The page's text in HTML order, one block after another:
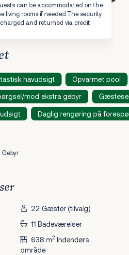
can be accommodated on the
living rooms if needed.The security
and returned via credit
havudsigt Opvarmet pool
mod ekstra gebyr
Daglig rengøring på
Gebyr
22 Gæster (tilvalg)
11 Badeværelser
638 m2Indendørs
område